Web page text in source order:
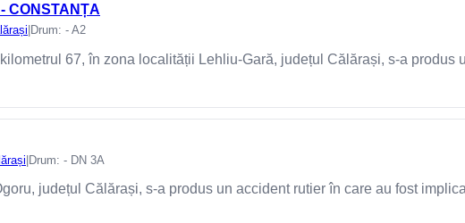
CONSTANȚA
Drum: - A2
67, în zona localității Lehliu-Gară, județul Călărași, s-a produs
|Drum: - DN 3A
județul Călărași, s-a produs un accident rutier în care au fost